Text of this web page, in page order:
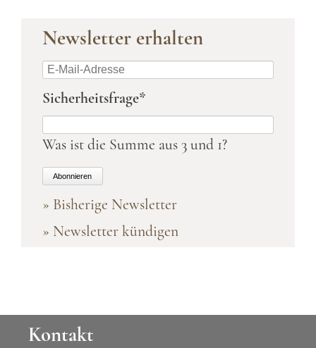
Newsletter erhalten
E-
Mail-
Pflichtfeld
Sicherheitsfrage*
Was ist die Summe aus 3 und 1?
Abonnieren
» Bisherige Newsletter
» Newsletter kündigen
Kontakt